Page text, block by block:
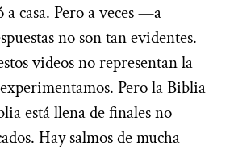
casa. Pero a veces —a
no son tan evidentes.
videos no representan la
Pero la Biblia
está llena de finales no
Hay salmos de mucha